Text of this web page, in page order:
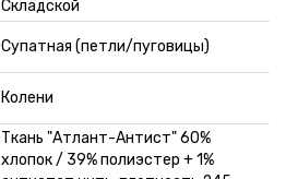
Москва
Складской
Супатная (петли/пуговицы)
Колени
Ткань "Атлант-Антист" 60%
хлопок / 39% полиэстер + 1%